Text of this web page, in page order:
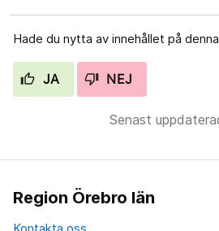
Hade du nytta av innehållet på
JA NEJ
Senast
Region Örebro län
Kontakta oss